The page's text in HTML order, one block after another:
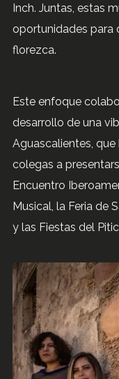
Inch. Juntas, estas
oportunidades para
florezca.
Este enfoque
desarrollo de una
Aguascalientes,
colegas a
Encuentro
Musical, la Feria de
y las Fiestas del